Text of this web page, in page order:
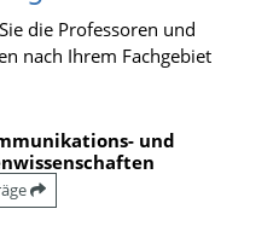
die Professoren und
nach Ihrem Fachgebiet
und